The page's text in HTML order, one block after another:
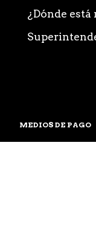
¿Dónde está
MEDIOS DE PAGO